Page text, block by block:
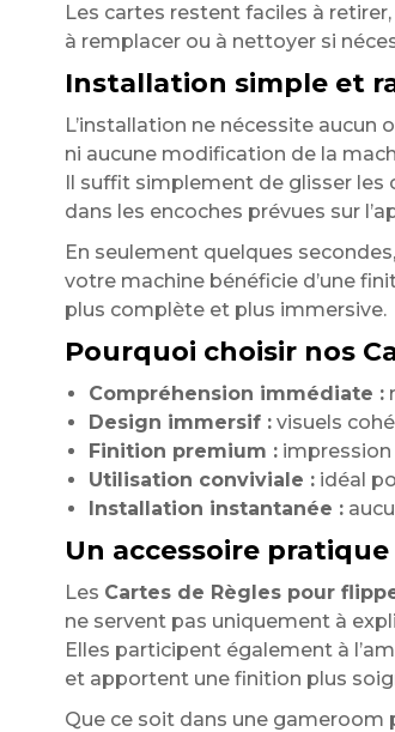
Les cartes restent faciles à retirer,
à remplacer ou à nettoyer si
Installation simple et
L’installation ne nécessite aucun
ni aucune modification de la
Il suffit simplement de glisser les
dans les encoches prévues sur
En seulement quelques secondes,
votre machine bénéficie d’une
plus complète et plus immersive.
Pourquoi choisir nos
Compréhension immédiate :
Design immersif :visuels
Finition premium :impression
Utilisation conviviale :idéal
Installation instantanée :
Un accessoire
Les Cartes de Règles pour
ne servent pas uniquement à
Elles participent également à
et apportent une finition plus
Que ce soit dans une gameroom